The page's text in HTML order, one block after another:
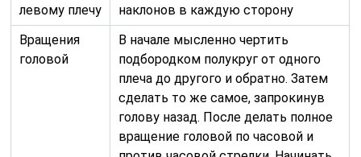
левому плечу
наклонов в каждую сторону
Вращения
головой
В начале мысленно чертить
подбородком полукруг от одного
плеча до другого и обратно. Затем
сделать то же самое, запрокинув
голову назад. После делать полное
вращение головой по часовой и